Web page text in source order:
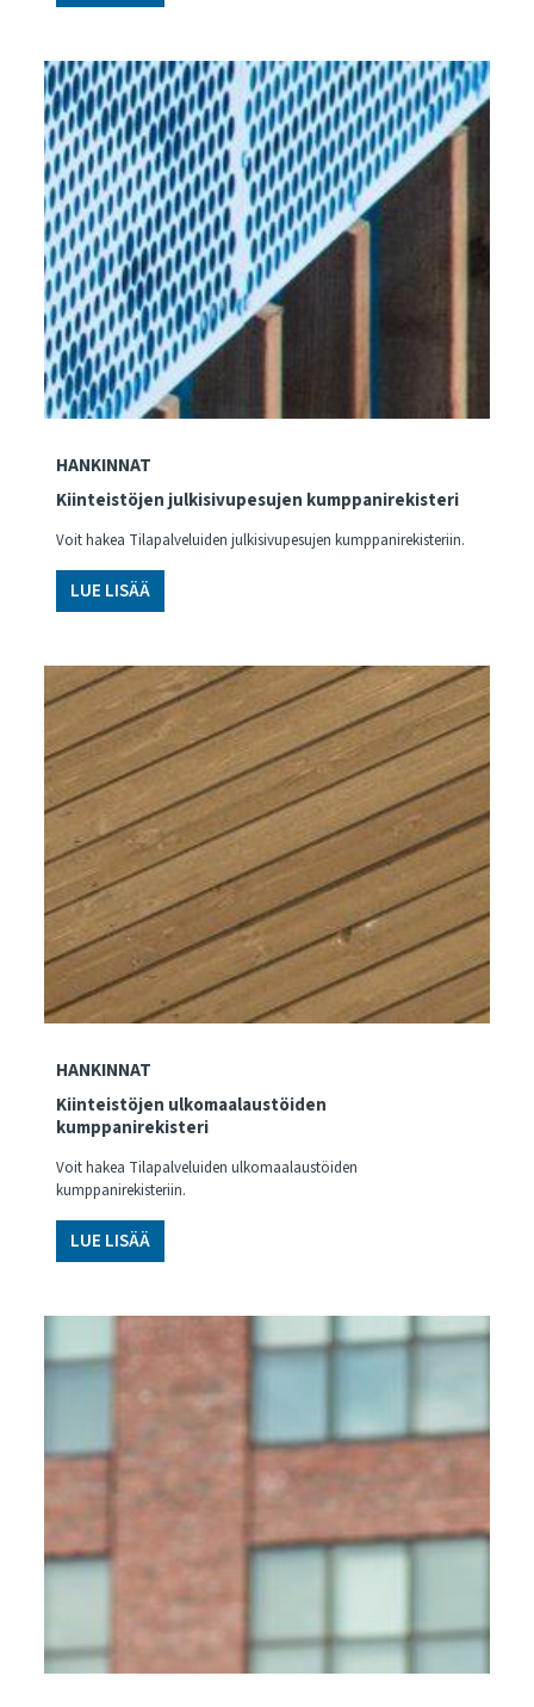
HANKINNAT
Kiinteistöjen julkisivupesujen kumppanirekisteri
Voit hakea Tilapalveluiden julkisivupesujen kumppanirekisteriin.
LUE LISÄÄ
HANKINNAT
Kiinteistöjen ulkomaalaustöiden
kumppanirekisteri
Voit hakea Tilapalveluiden ulkomaalaustöiden
kumppanirekisteriin.
LUE LISÄÄ